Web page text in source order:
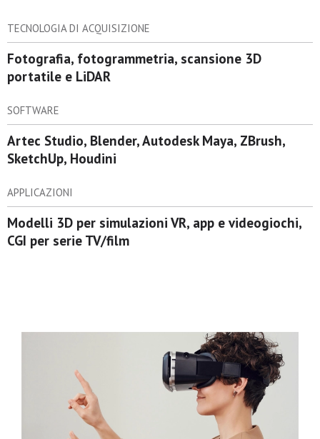
TECNOLOGIA DI ACQUISIZIONE
Fotografia, fotogrammetria, scansione 3D
portatile e LiDAR
SOFTWARE
Artec Studio, Blender, Autodesk Maya, ZBrush,
SketchUp, Houdini
APPLICAZIONI
Modelli 3D per simulazioni VR, app e videogiochi,
CGI per serie TV/film